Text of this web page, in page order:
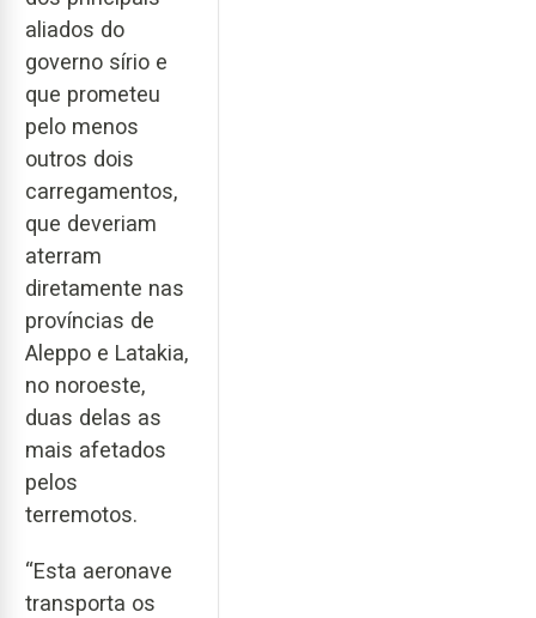
aliados do
governo sírio e
que prometeu
pelo menos
outros dois
carregamentos,
que deveriam
aterram
diretamente nas
províncias de
Aleppo e Latakia,
no noroeste,
duas delas as
mais afetados
pelos
terremotos.
“Esta aeronave
transporta os